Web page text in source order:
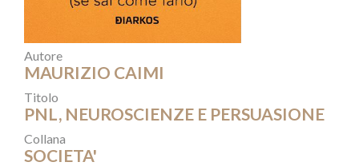
Autore
MAURIZIO CAIMI
Titolo
PNL, NEUROSCIENZE E PERSUASIONE
Collana
SOCIETA'